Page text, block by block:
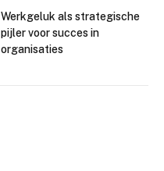
Werkgeluk als strategische
pijler voor succes in
organisaties